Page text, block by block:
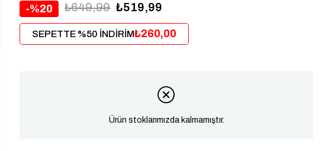
20 ₺649,99 ₺519,99
SEPETTE %50 İNDİRİM₺260,00
Ürün stoklarımızda kalmamıştır.